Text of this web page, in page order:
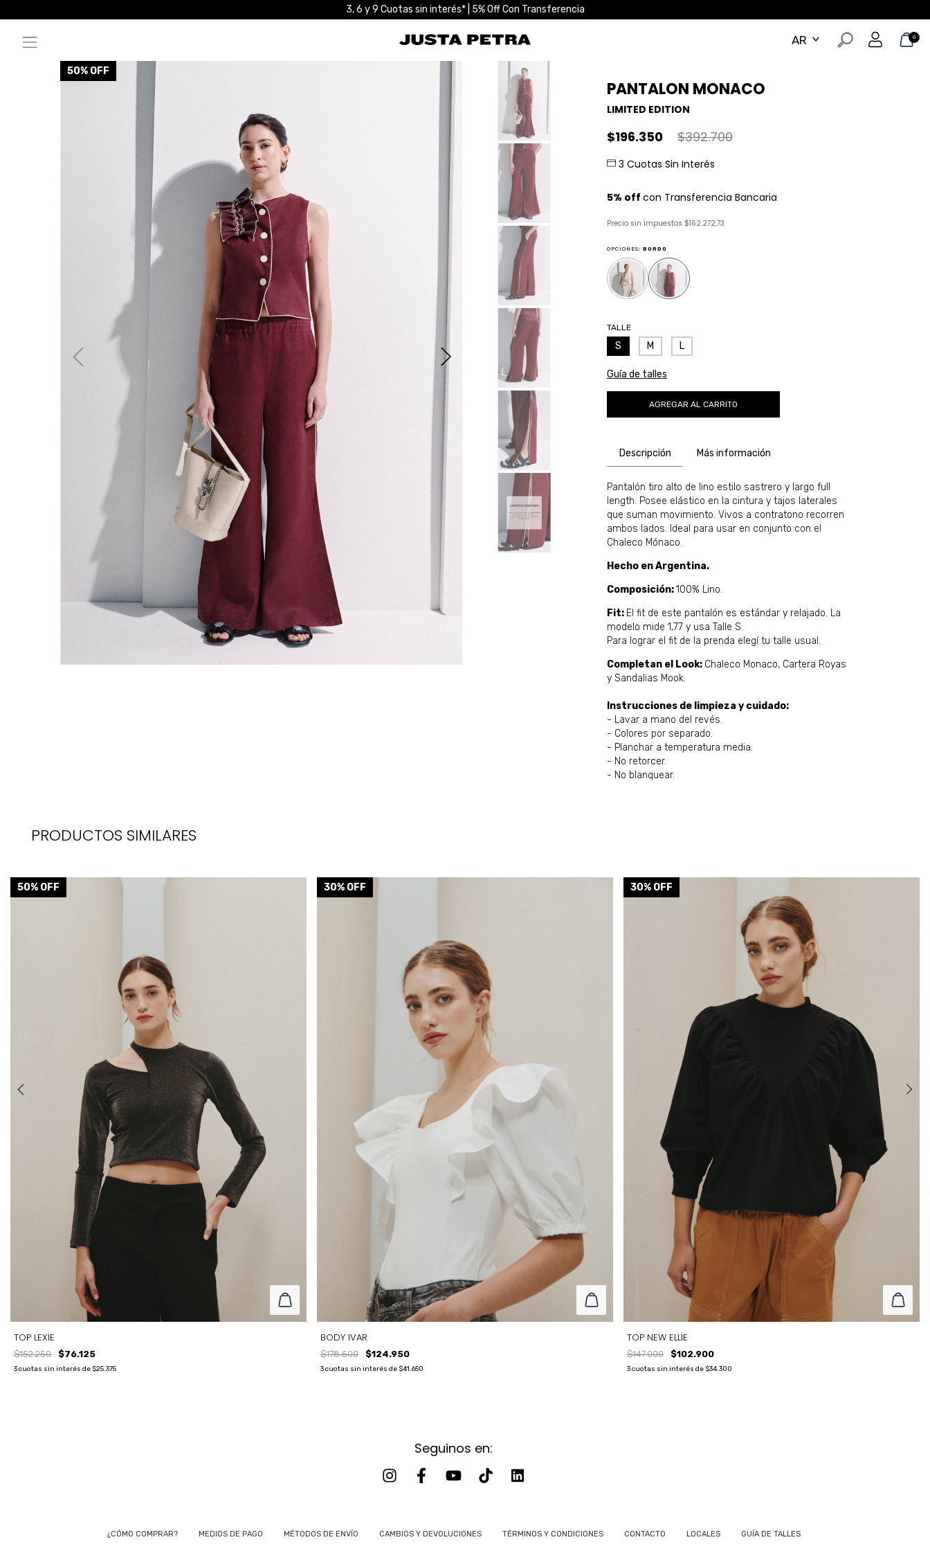
3, 6 y 9 Cuotas sin interés* | 5% Off Con Transferencia
0
50% OFF
PANTALON MONACO
LIMITED EDITION
$196.350 $392.700
Precio sin impuestos $162.272,73
OPCIONES: BORDO
TALLE
S M L
Guía de talles
Descripción Más información
Pantalón tiro alto de lino estilo sastrero y largo full
length. Posee elástico en la cintura y tajos laterales
que suman movimiento. Vivos a contratono recorren
ambos lados. Ideal para usar en conjunto con el
Chaleco Mónaco.
Hecho en Argentina.
Composición:100% Lino.
Fit: El fit de este pantalón es estándar y relajado. La
modelo mide 1,77 y usa Talle S.
Para lograr el fit de la prenda elegí tu talle usual.
Completan el Look: Chaleco Monaco, Cartera Royas
y Sandalias Mook.
Instrucciones de limpieza y cuidado:
- Lavar a mano del revés.
- Colores por separado.
- Planchar a temperatura media.
- No retorcer.
- No blanquear.
PRODUCTOS SIMILARES
50% OFF
TOP LEXIE
$152.250 $76.125
3cuotas sin interés de $25.375
30% OFF
TALLE
T3
BODY IVAR
$178.500 $124.950
3cuotas sin interés de $41.650
30% OFF
TOP NEW ELLIE
$147.000 $102.900
3cuotas sin interés de $34.300
Seguinos en:
¿CÓMO COMPRAR? MEDIOS DE PAGO MÉTODOS DE ENVÍO CAMBIOS Y DEVOLUCIONES TÉRMINOS Y CONDICIONES CONTACTO LOCALES GUÍA DE TALLES